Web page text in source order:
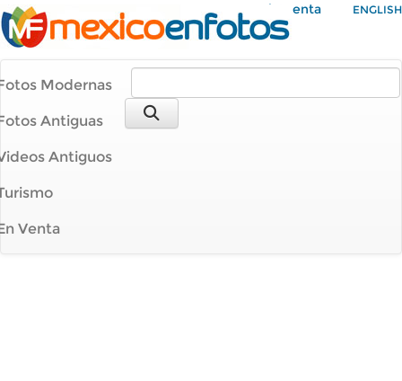
Mi Cuenta ENGLISH
Modernas
Antiguas
Antiguos
Venta